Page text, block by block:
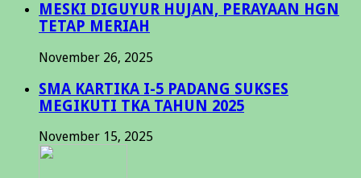
MESKI DIGUYUR HUJAN, PERAYAAN HGN
TETAP MERIAH
November 26, 2025
SMA KARTIKA I-5 PADANG SUKSES
MEGIKUTI TKA TAHUN 2025
November 15, 2025